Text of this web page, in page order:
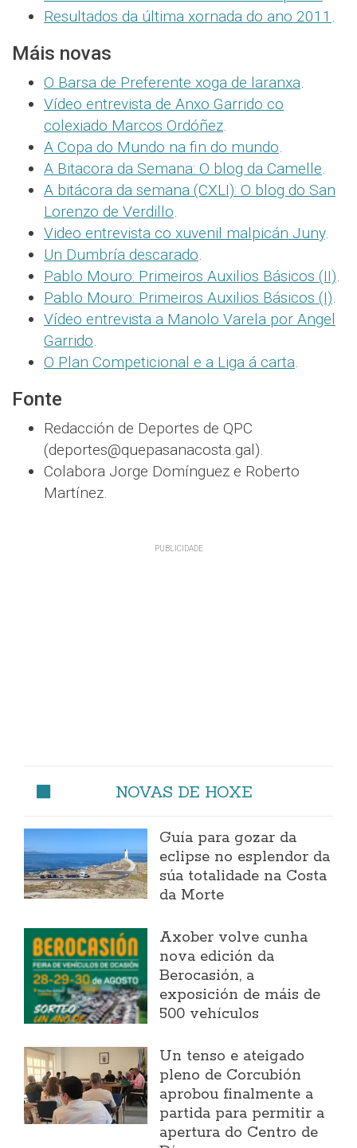
Resultados da última xornada do ano 2011 .
Máis novas
O Barsa de Preferente xoga de laranxa.
Vídeo entrevista de Anxo Garrido co
colexiado Marcos Ordóñez.
A Copa do Mundo na fin do mundo.
A Bitacora da Semana: O blog da Camelle.
A bitácora da semana (CXLI): O blog do San
Lorenzo de Verdillo.
Video entrevista co xuvenil malpicán Juny.
Un Dumbría descarado.
Pablo Mouro: Primeiros Auxilios Básicos (II).
Pablo Mouro: Primeiros Auxilios Básicos (I).
Vídeo entrevista a Manolo Varela por Angel
Garrido.
O Plan Competicional e a Liga á carta.
Fonte
Redacción de Deportes de QPC
(deportes@quepasanacosta.gal).
Colabora Jorge Domínguez e Roberto
Martínez.
NOVAS DE HOXE
Guía para gozar da
eclipse no esplendor da
súa totalidade na Costa
da Morte
Axober volve cunha
nova edición da
Berocasión, a
exposición de máis de
500 vehículos
Un tenso e ateigado
pleno de Corcubión
aprobou finalmente a
partida para permitir a
apertura do Centro de